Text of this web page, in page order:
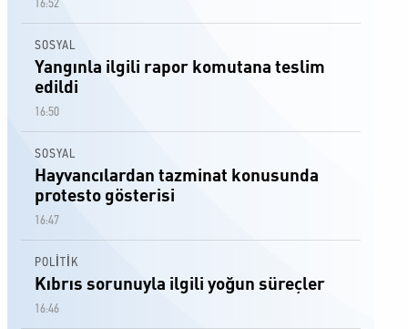
16:52
SOSYAL
Yangınla ilgili rapor komutana teslim
edildi
16:50
SOSYAL
Hayvancılardan tazminat konusunda
protesto gösterisi
16:47
POLİTİK
Kıbrıs sorunuyla ilgili yoğun süreçler
16:46